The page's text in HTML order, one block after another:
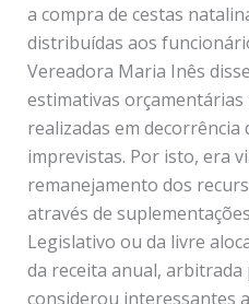
a compra de cestas
distribuídas aos
Vereadora Maria Inês
estimativas
realizadas em decorrência
imprevistas. Por isto, era
remanejamento dos
através de
Legislativo ou da livre
da receita anual, arbitrada
considerou interessantes